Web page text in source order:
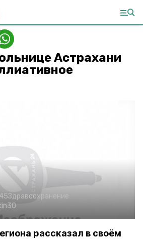
Астрахани
Здравоохранение
рассказал в своём